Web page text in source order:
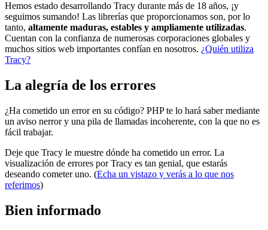
Hemos estado desarrollando Tracy durante más de 18 años, ¡y
seguimos sumando! Las librerías que proporcionamos son, por lo
tanto, altamente maduras, estables y ampliamente utilizadas.
Cuentan con la confianza de numerosas corporaciones globales y
muchos sitios web importantes confían en nosotros. ¿Quién utiliza
Tracy?
La alegría de los errores
¿Ha cometido un error en su código? PHP te lo hará saber mediante
un aviso nerror y una pila de llamadas incoherente, con la que no es
fácil trabajar.
Deje que Tracy le muestre dónde ha cometido un error. La
visualización de errores por Tracy es tan genial, que estarás
deseando cometer uno. (Echa un vistazo y verás a lo que nos
referimos)
Bien informado